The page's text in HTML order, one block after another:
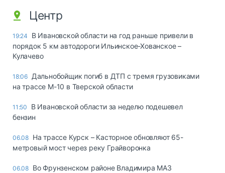
Центр
19:24
В Ивановской области на год раньше привели в
порядок 5 км автодороги Ильинское-Хованское –
Кулачево
18:06 Дальнобойщик погиб в ДТП с тремя грузовиками
на трассе М-10 в Тверской области
11:50
В Ивановской области за неделю подешевел
бензин
06.08 На трассе Курск – Касторное обновляют 65-
метровый мост через реку Грайворонка
06.08 Во Фрунзенском районе Владимира МАЗ